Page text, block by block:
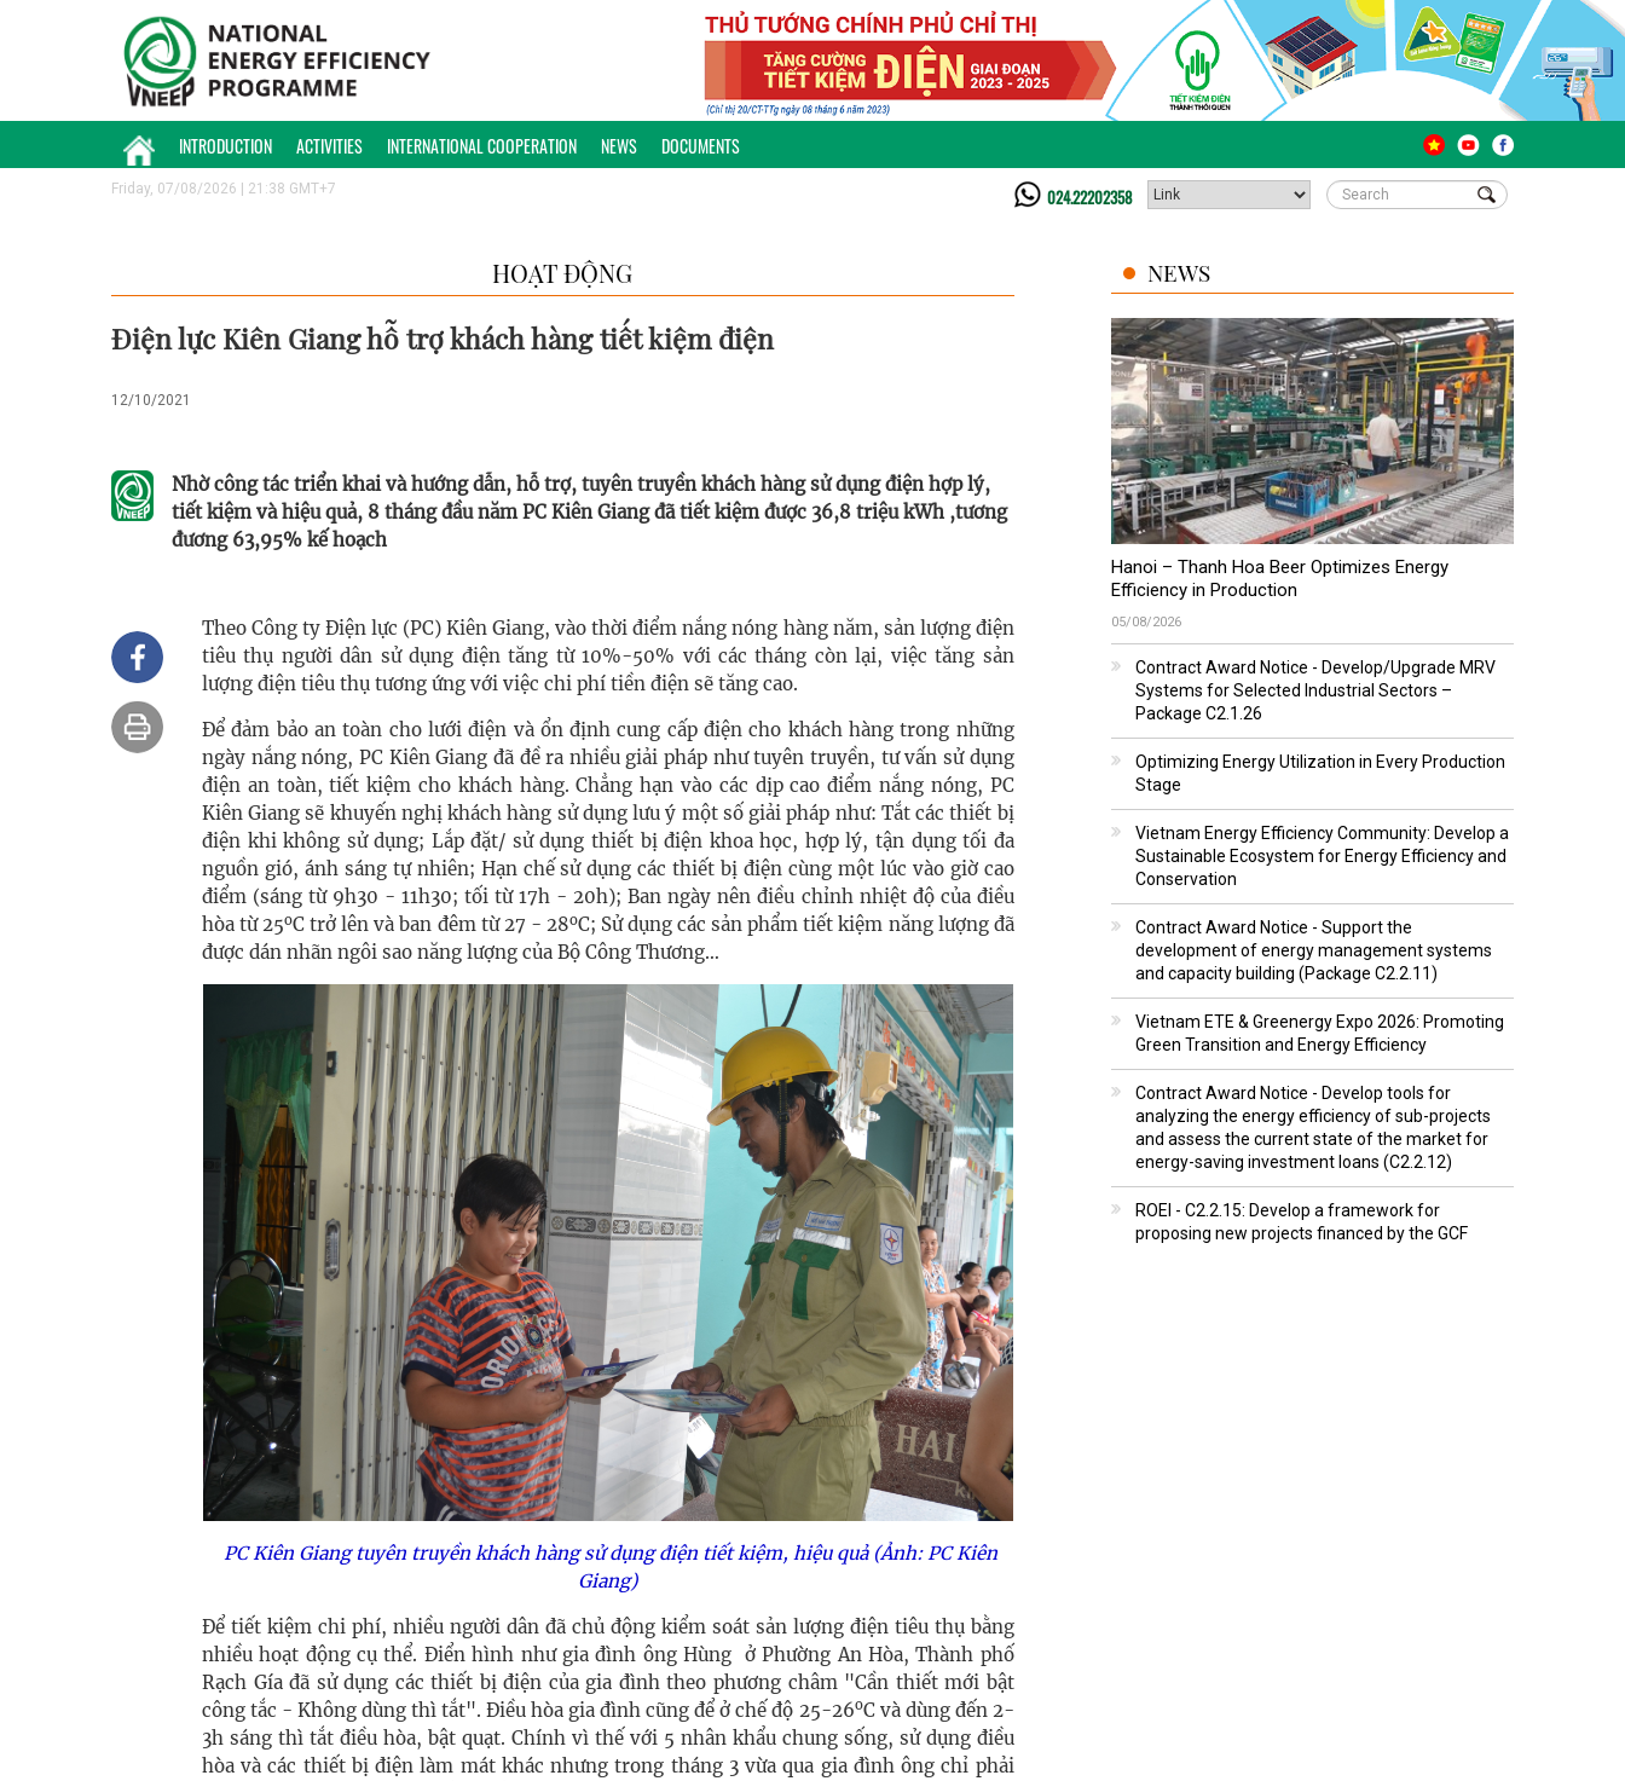
INTRODUCTION ACTIVITIES INTERNATIONAL COOPERATION NEWS DOCUMENTS
Friday, 07/08/2026 | 21:38 GMT+7 024.22202358
HOẠT ĐỘNG
Điện lực Kiên Giang hỗ trợ khách hàng tiết kiệm điện
12/10/2021
Nhờ công tác triển khai và hướng dẫn, hỗ trợ, tuyên truyền khách hàng sử dụng điện hợp lý,
tiết kiệm và hiệu quả, 8 tháng đầu năm PC Kiên Giang đã tiết kiệm được 36,8 triệu kWh ,tương
đương 63,95% kế hoạch
Theo Công ty Điện lực (PC) Kiên Giang, vào thời điểm nắng nóng hàng năm, sản lượng điện
tiêu thụ người dân sử dụng điện tăng từ 10%-50% với các tháng còn lại, việc tăng sản
lượng điện tiêu thụ tương ứng với việc chi phí tiền điện sẽ tăng cao.
Để đảm bảo an toàn cho lưới điện và ổn định cung cấp điện cho khách hàng trong những
ngày nắng nóng, PC Kiên Giang đã đề ra nhiều giải pháp như tuyên truyền, tư vấn sử dụng
điện an toàn, tiết kiệm cho khách hàng. Chẳng hạn vào các dịp cao điểm nắng nóng, PC
Kiên Giang sẽ khuyến nghị khách hàng sử dụng lưu ý một số giải pháp như: Tắt các thiết bị
điện khi không sử dụng; Lắp đặt/ sử dụng thiết bị điện khoa học, hợp lý, tận dụng tối đa
nguồn gió, ánh sáng tự nhiên; Hạn chế sử dụng các thiết bị điện cùng một lúc vào giờ cao
điểm (sáng từ 9h30 - 11h30; tối từ 17h - 20h); Ban ngày nên điều chỉnh nhiệt độ của điều
hòa từ 25oC trở lên và ban đêm từ 27 - 28oC; Sử dụng các sản phẩm tiết kiệm năng lượng đã
được dán nhãn ngôi sao năng lượng của Bộ Công Thương…
PC Kiên Giang tuyên truyền khách hàng sử dụng điện tiết kiệm, hiệu quả (Ảnh: PC Kiên
Giang)
Để tiết kiệm chi phí, nhiều người dân đã chủ động kiểm soát sản lượng điện tiêu thụ bằng
nhiều hoạt động cụ thể. Điển hình như gia đình ông Hùng ở Phường An Hòa, Thành phố
Rạch Gía đã sử dụng các thiết bị điện của gia đình theo phương châm "Cần thiết mới bật
công tắc - Không dùng thì tắt". Điều hòa gia đình cũng để ở chế độ 25-26oC và dùng đến 2-
3h sáng thì tắt điều hòa, bật quạt. Chính vì thế với 5 nhân khẩu chung sống, sử dụng điều
hòa và các thiết bị điện làm mát khác nhưng trong tháng 3 vừa qua gia đình ông chỉ phải
NEWS
Hanoi – Thanh Hoa Beer Optimizes Energy
Efficiency in Production
05/08/2026
Contract Award Notice - Develop/Upgrade MRV
Systems for Selected Industrial Sectors –
Package C2.1.26
Optimizing Energy Utilization in Every Production
Stage
Vietnam Energy Efficiency Community: Develop a
Sustainable Ecosystem for Energy Efficiency and
Conservation
Contract Award Notice - Support the
development of energy management systems
and capacity building (Package C2.2.11)
Vietnam ETE & Greenergy Expo 2026: Promoting
Green Transition and Energy Efficiency
Contract Award Notice - Develop tools for
analyzing the energy efficiency of sub-projects
and assess the current state of the market for
energy-saving investment loans (C2.2.12)
ROEI - C2.2.15: Develop a framework for
proposing new projects financed by the GCF